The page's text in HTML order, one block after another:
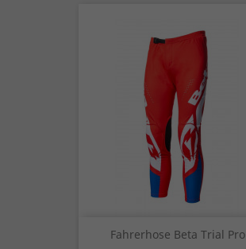
Fahrerhose Beta Trial Pro